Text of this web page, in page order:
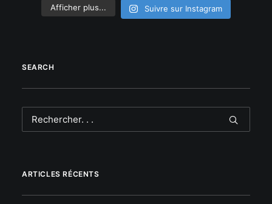
Afficher plus... Suivre sur Instagram
SEARCH
ARTICLES RÉCENTS